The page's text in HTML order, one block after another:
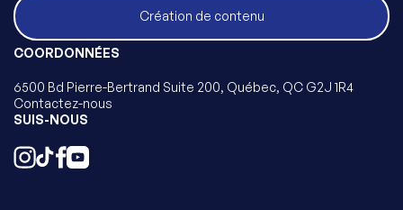
Création de contenu
COORDONNÉES
6500 Bd Pierre-Bertrand Suite 200, Québec, QC G2J 1R4
Contactez-nous
SUIS-NOUS